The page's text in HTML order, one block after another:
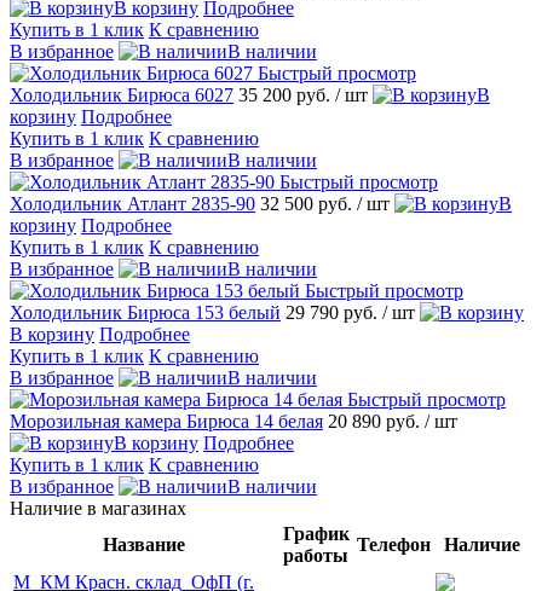
В корзину Подробнее
Купить в 1 клик К сравнению
В избранное
В наличии
Быстрый просмотр
Холодильник Бирюса 6027 35 200 руб. / шт
В
корзину Подробнее
Купить в 1 клик К сравнению
В избранное
В наличии
Быстрый просмотр
Холодильник Атлант 2835-90 32 500 руб. / шт
В
корзину Подробнее
Купить в 1 клик К сравнению
В избранное
В наличии
Быстрый просмотр
Холодильник Бирюса 153 белый 29 790 руб. / шт
В корзину Подробнее
Купить в 1 клик К сравнению
В избранное
В наличии
Быстрый просмотр
Морозильная камера Бирюса 14 белая 20 890 руб. / шт
В корзину Подробнее
Купить в 1 клик К сравнению
В избранное
В наличии
Наличие в магазинах
Название
График
работы
Телефон
Наличие
М_КМ Красн. склад_ОфП (г.